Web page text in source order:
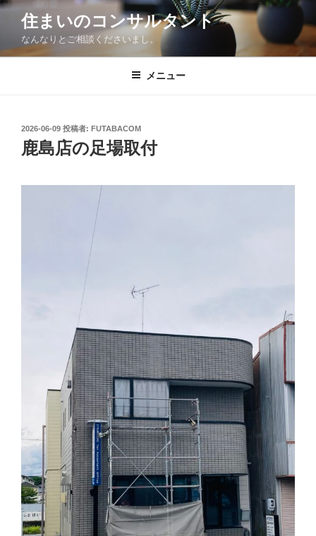
コ
ン
住まいのコンサルタント
なんなりとご相談くださいまし。
メニュー
投
稿
日:
2026-06-09 投稿者: FUTABACOM
鹿島店の足場取付